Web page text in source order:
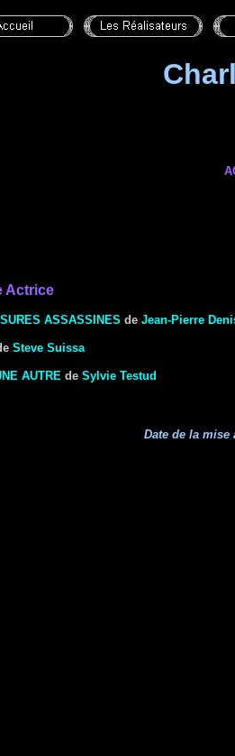
Actrice
ASSASSINES de Jean-Pierre
Steve Suissa
AUTRE de Sylvie Testud
Date de la